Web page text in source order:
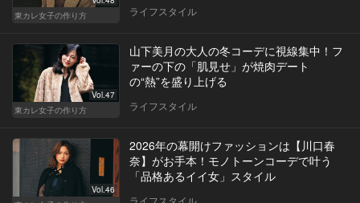
東カレ女子の作り方
ライフスタイル
Vol.47
東カレ女子の作り方
山下美月の大人の冬コーデに視線集中！フ
ァーの下の「肌見せ」が焼肉デート
の“熱”を盛り上げる
ライフスタイル
Vol.46
2026年の幕開けファッションは【川口春
奈】がお手本！モノトーンコーデで叶う
「品格あるイイ女」スタイル
ライフスタイル